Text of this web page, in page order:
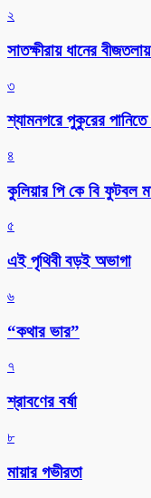
২
সাতক্ষীরায় ধানের
৩
শ্যামনগরে পুকুরের
৪
কুলিয়ার পি কে বি ফুটবল
৫
এই পৃথিবী বড়ই অভাগা
৬
“কথার ভার”
৭
শ্রাবণের বর্ষা
৮
মায়ার গভীরতা